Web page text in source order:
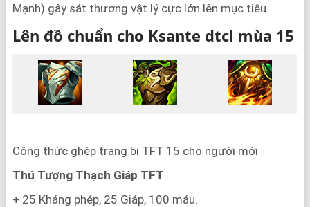
Mạnh) gây sát thương vật lý cực lớn lên mục tiêu.
Lên đồ chuẩn cho Ksante dtcl mùa 15
Công thức ghép trang bị TFT 15 cho người mới
Thú Tượng Thạch Giáp TFT
+ 25 Kháng phép, 25 Giáp, 100 máu.